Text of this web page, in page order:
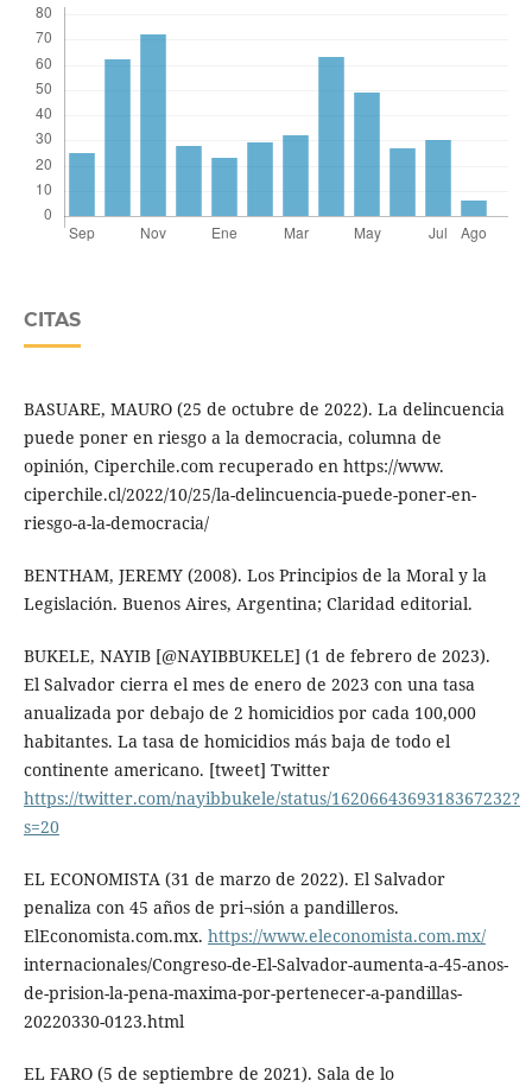
CITAS
BASUARE, MAURO (25 de octubre de 2022). La delincuencia
puede poner en riesgo a la democracia, columna de
opinión, Ciperchile.com recuperado en https://www.
ciperchile.cl/2022/10/25/la-delincuencia-puede-poner-en-
riesgo-a-la-democracia/
BENTHAM, JEREMY (2008). Los Principios de la Moral y la
Legislación. Buenos Aires, Argentina; Claridad editorial.
BUKELE, NAYIB [@NAYIBBUKELE] (1 de febrero de 2023).
El Salvador cierra el mes de enero de 2023 con una tasa
anualizada por debajo de 2 homicidios por cada 100,000
habitantes. La tasa de homicidios más baja de todo el
continente americano. [tweet] Twitter
https://twitter.com/nayibbukele/status/1620664369318367232?
s=20
EL ECONOMISTA (31 de marzo de 2022). El Salvador
penaliza con 45 años de pri¬sión a pandilleros.
ElEconomista.com.mx. https://www.eleconomista.com.mx/
internacionales/Congreso-de-El-Salvador-aumenta-a-45-anos-
de-prision-la-pena-maxima-por-pertenecer-a-pandillas-
20220330-0123.html
EL FARO (5 de septiembre de 2021). Sala de lo